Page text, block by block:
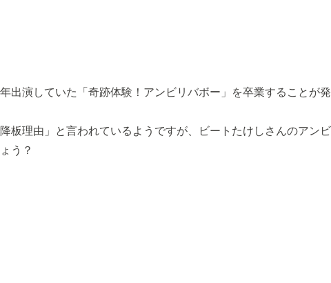
出演していた「奇跡体験！アンビリバボー」を卒業することが発
降板理由」と言われているようですが、ビートたけしさんのアン
う？